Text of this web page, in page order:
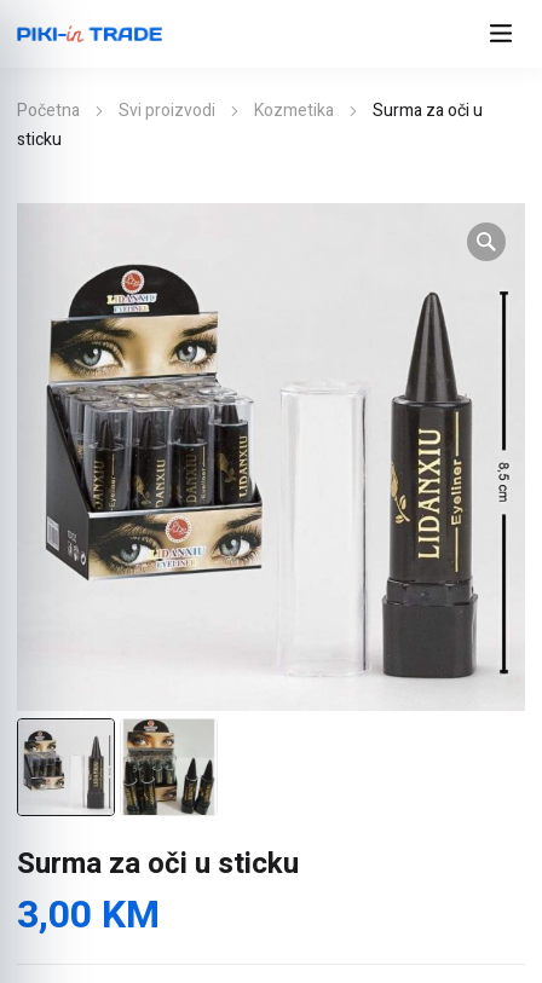
Početna Svi proizvodi Kozmetika
Surma za oči u
sticku
Surma za oči u sticku
3,00 KM